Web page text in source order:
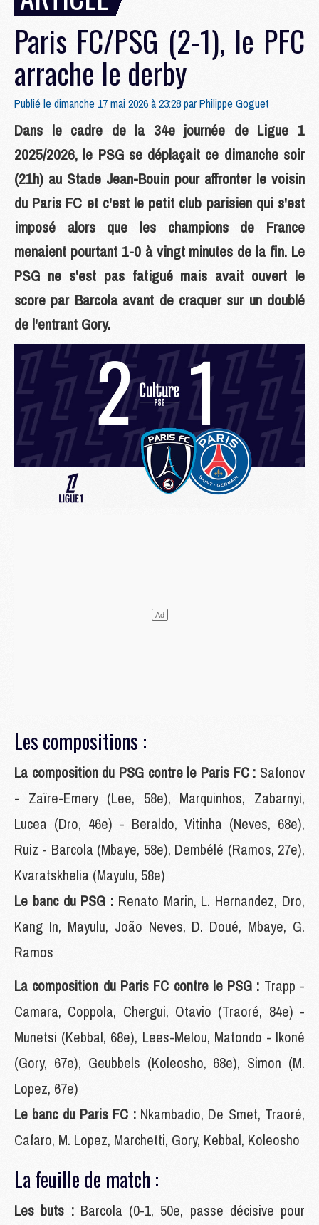
Paris FC/PSG (2-1), le PFC
arrache le derby
Publié le dimanche 17 mai 2026 à 23:28 parPhilippe Goguet
Dans le cadre de la 34e journée de Ligue 1
2025/2026, le PSG se déplaçait ce dimanche soir
(21h) au Stade Jean-Bouin pour affronter le voisin
du Paris FC et c'est le petit club parisien qui s'est
imposé alors que les champions de France
menaient pourtant 1-0 à vingt minutes de la fin. Le
PSG ne s'est pas fatigué mais avait ouvert le
score par Barcola avant de craquer sur un doublé
de l'entrant Gory.
Les compositions :
La composition du PSG contre le Paris FC : Safonov
- Zaïre-Emery (Lee, 58e), Marquinhos, Zabarnyi,
Lucea (Dro, 46e) - Beraldo, Vitinha (Neves, 68e),
Ruiz - Barcola (Mbaye, 58e), Dembélé (Ramos, 27e),
Kvaratskhelia (Mayulu, 58e)
Le banc du PSG : Renato Marin, L. Hernandez, Dro,
Kang In, Mayulu, João Neves, D. Doué, Mbaye, G.
Ramos
La composition du Paris FC contre le PSG : Trapp -
Camara, Coppola, Chergui, Otavio (Traoré, 84e) -
Munetsi (Kebbal, 68e), Lees-Melou, Matondo - Ikoné
(Gory, 67e), Geubbels (Koleosho, 68e), Simon (M.
Lopez, 67e)
Le banc du Paris FC : Nkambadio, De Smet, Traoré,
Cafaro, M. Lopez, Marchetti, Gory, Kebbal, Koleosho
La feuille de match :
Les buts :Barcola (0-1, 50e, passe décisive pour